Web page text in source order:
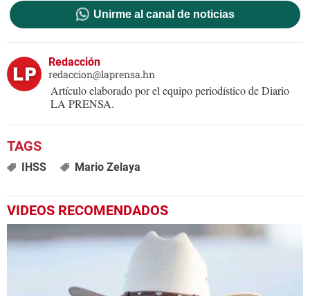
Unirme al canal de noticias
Redacción
redaccion@laprensa.hn
Artículo elaborado por el equipo periodístico de Diario
LA PRENSA.
IHSS Mario Zelaya
VIDEOS RECOMENDADOS